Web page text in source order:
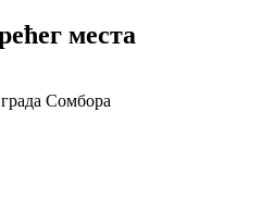
места
Сомбора